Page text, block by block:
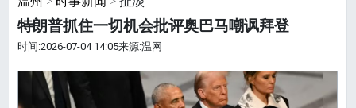
特朗普抓住一切机会批评奥巴马嘲讽拜登
时间:2026-07-04 14:05来源:温网